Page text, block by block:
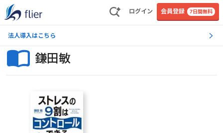
ログイン 会員登録 7日間無料
法人導入はこちら
鎌田敏